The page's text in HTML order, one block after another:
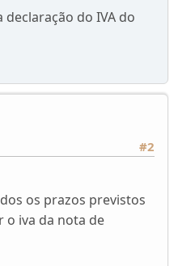
do IVA do
#2
os prazos previstos
o iva da nota de